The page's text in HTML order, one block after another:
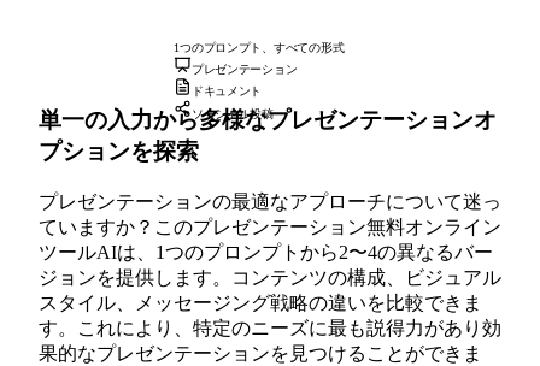
1つのプロンプト、すべての形式
プレゼンテーション
ドキュメント
ソーシャル投稿
単一の入力から多様なプレゼンテーションオ
プションを探索
プレゼンテーションの最適なアプローチについて迷っ
ていますか？このプレゼンテーション無料オンライン
ツールAIは、1つのプロンプトから2〜4の異なるバー
ジョンを提供します。コンテンツの構成、ビジュアル
スタイル、メッセージング戦略の違いを比較できま
す。これにより、特定のニーズに最も説得力があり効
果的なプレゼンテーションを見つけることができま